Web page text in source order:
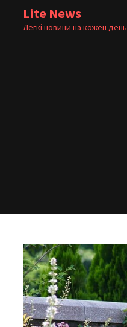
Lite News
Легкі новини на кожен день